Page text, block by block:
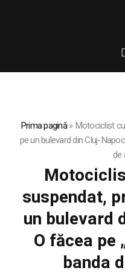
Prima pagină»Motociclist
pe un bulevard din Cluj-
de
suspendat,
un bulevard
O făcea pe
banda